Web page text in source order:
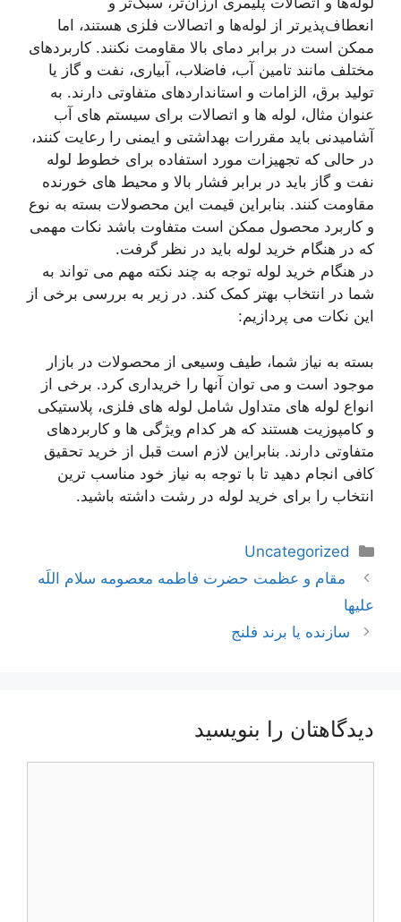
انعطاف‌پذیرتر از لوله‌ها و اتصالات فلزی هستند، اما
ممکن است در برابر دمای بالا مقاومت نکنند. کاربردهای
مختلف مانند تامین آب، فاضلاب، آبیاری، نفت و گاز یا
تولید برق، الزامات و استانداردهای متفاوتی دارند. به
عنوان مثال، لوله ها و اتصالات برای سیستم های آب
آشامیدنی باید مقررات بهداشتی و ایمنی را رعایت کنند،
در حالی که تجهیزات مورد استفاده برای خطوط لوله
نفت و گاز باید در برابر فشار بالا و محیط های خورنده
مقاومت کنند. بنابراین قیمت این محصولات بسته به نوع
و کاربرد محصول ممکن است متفاوت باشد نکات مهمی
که در هنگام خرید لوله باید در نظر گرفت.
در هنگام خرید لوله توجه به چند نکته مهم می تواند به
شما در انتخاب بهتر کمک کند. در زیر به بررسی برخی از
این نکات می پردازیم:
بسته به نیاز شما، طیف وسیعی از محصولات در بازار
موجود است و می توان آنها را خریداری کرد. برخی از
انواع لوله های متداول شامل لوله های فلزی، پلاستیکی
و کامپوزیت هستند که هر کدام ویژگی ها و کاربردهای
متفاوتی دارند. بنابراین لازم است قبل از خرید تحقیق
کافی انجام دهید تا با توجه به نیاز خود مناسب ترین
انتخاب را برای خرید لوله در رشت داشته باشید.
دسته‌ها
Uncategorized
ناوبری
نوشته‌ها
مقام و عظمت حضرت فاطمه معصومه سلام اللَه
عليها
سازنده یا برند فلنج
دیدگاهتان را بنویسید